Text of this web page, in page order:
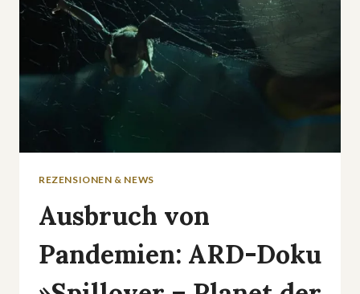
WINDSCHEID
REZENSIONEN & NEWS
Ausbruch von
Pandemien: ARD-Doku